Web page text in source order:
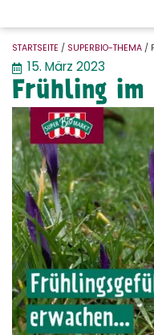
STARTSEITE / SUPERBIO-THEMA /
15. März 2023
Frühling im